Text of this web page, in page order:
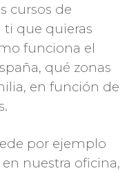
cursos de
que quieras
funciona el
qué zonas
en función de
por ejemplo
nuestra oficina,